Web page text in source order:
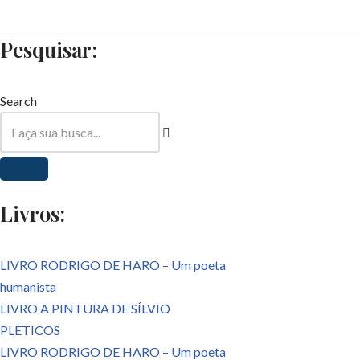
Pular
conteúdo
Pesquisar:
Search
Livros:
LIVRO RODRIGO DE HARO – Um poeta
humanista
LIVRO A PINTURA DE SÍLVIO
PLETICOS
LIVRO RODRIGO DE HARO – Um poeta